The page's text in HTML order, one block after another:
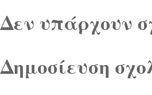
Δεν υπάρχουν
Δημοσίευση